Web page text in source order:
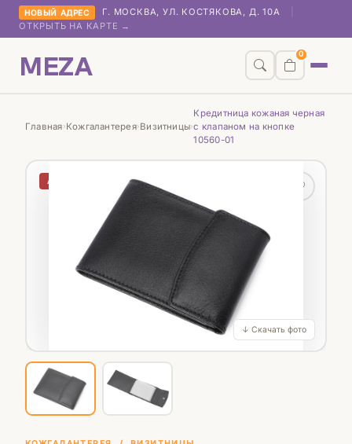
НОВЫЙ АДРЕС Г. МОСКВА, УЛ. КОСТЯКОВА, Д. 10А
ОТКРЫТЬ НА КАРТЕ →
MEZA 0
Главная›Кожгалантерея›Визитницы›
Кредитница кожаная черная
с клапаном на кнопке
10560-01
АКЦИЯ ♡
↓ Скачать фото